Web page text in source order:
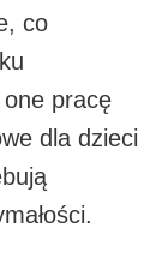
co
pracę
dla dzieci